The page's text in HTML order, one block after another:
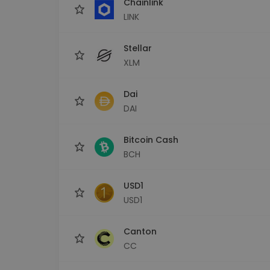
LINK
Stellar
XLM
Dai
DAI
Bitcoin Cash
BCH
USD1
USD1
Canton
CC